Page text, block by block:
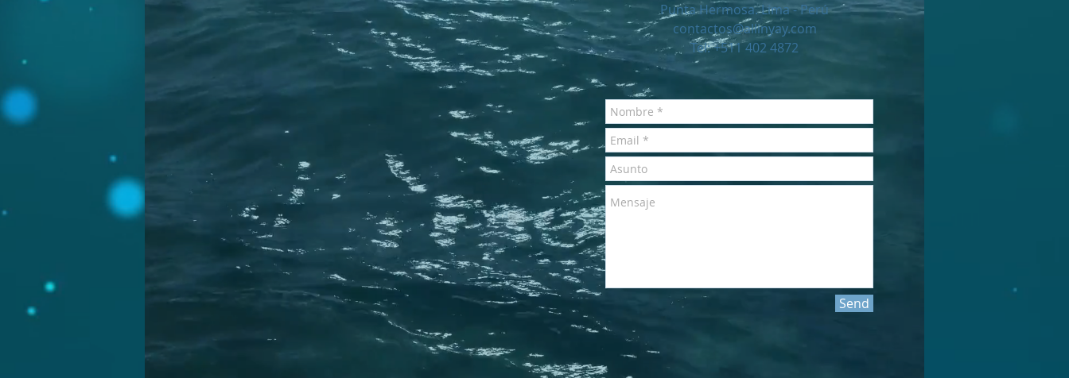
Punta Hermosa. Lima - Perú
contactos@allinyay.com
Tel: +511 402 4872
Send